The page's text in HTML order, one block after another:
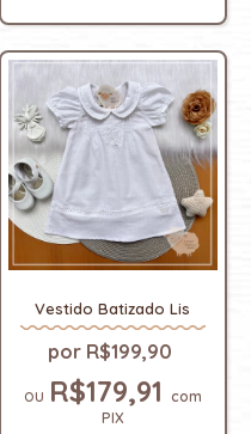
Vestido Batizado Lis
R$199,90
R$179,91 com
PIX